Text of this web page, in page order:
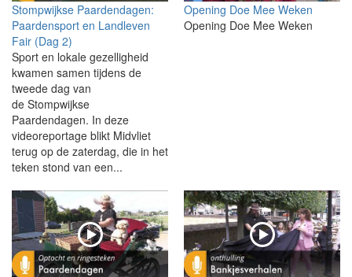
Stompwijkse Paardendagen:
Paardensport en Landleven
Fair (Dag 2)
Sport en lokale gezelligheid
kwamen samen tijdens de
tweede dag van
de Stompwijkse
Paardendagen. In deze
videoreportage blikt Midvliet
terug op de zaterdag, die in het
teken stond van een...
Opening Doe Mee Weken
Opening Doe Mee Weken